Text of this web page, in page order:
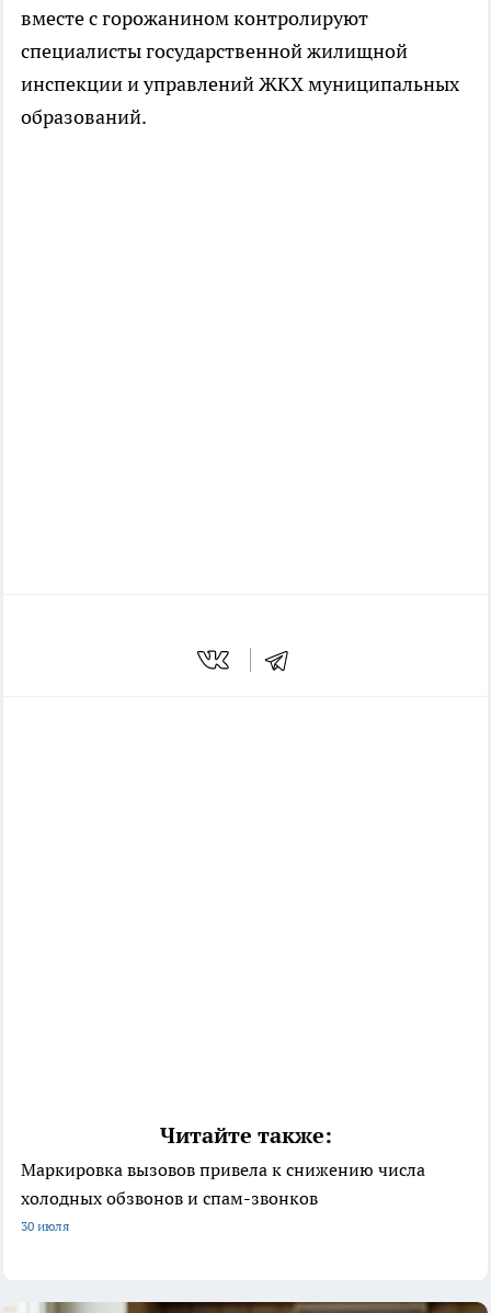
вместе с горожанином контролируют
специалисты государственной жилищной
инспекции и управлений ЖКХ муниципальных
образований.
Читайте также:
Маркировка вызовов привела к снижению числа
холодных обзвонов и спам-звонков
30 июля